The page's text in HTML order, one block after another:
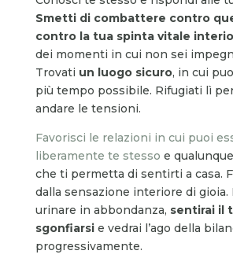
Smetti di combattere contro
contro la tua spinta vitale
dei momenti in cui non sei
Trovati un luogo sicuro, in cui
più tempo possibile. Rifugiati lì
andare le tensioni.
Favorisci le relazioni in cui puoi
liberamente te stesso e
che ti permetta di sentirti a casa.
dalla sensazione interiore di gioia.
urinare in abbondanza, sentirai il
sgonfiarsie vedrai l’ago della
progressivamente.